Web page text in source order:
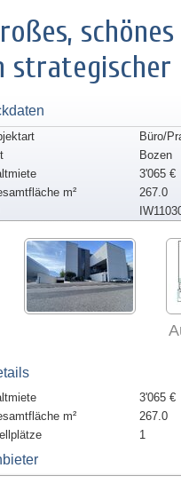
strategischer
Büro/
Bozen
3'065 €
m²
267.0
3'065 €
m²
267.0
1